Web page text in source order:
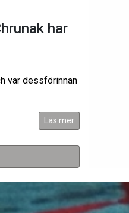
har
var dessförinnan
Läs mer